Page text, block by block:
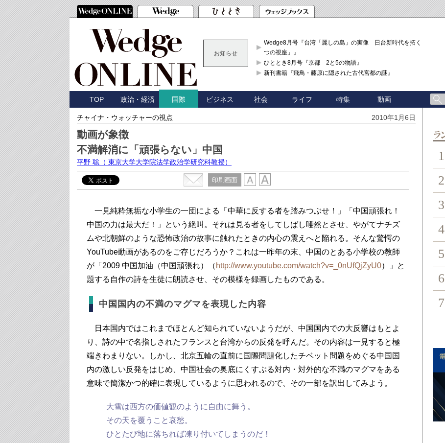
お知らせ
Wedge8月号『台湾「麗しの島」の実像 日台新時代を拓く「3
つの視座」』
ひととき8月号『京都 2と5の物語』
新刊書籍『飛鳥・藤原に隠された古代宮都の謎』
TOP 政治・経済 国際 ビジネス 社会 ライフ 特集 動画
チャイナ・ウォッチャーの視点 2010年1月6日
動画が象徴
不満解消に「頑張らない」中国
平野 聡 （ 東京大学大学院法学政治学研究科教授）
印刷画面
一見純粋無垢な小学生の一団による「中華に反する者を踏みつぶせ！」「中国頑張れ！
中国の力は最大だ！」という絶叫。それは見る者をしてしばし唖然とさせ、やがてナチズ
ムや北朝鮮のような恐怖政治の故事に触れたときの内心の震えへと陥れる。そんな驚愕の
YouTube動画があるのをご存じだろうか？これは一昨年の末、中国のとある小学校の教師
が「2009 中国加油（中国頑張れ）（ http://www.youtube.com/watch?v=_0nUfQjZyU0）」と
題する自作の詩を生徒に朗読させ、その模様を録画したものである。
中国国内の不満のマグマを表現した内容
日本国内ではこれまでほとんど知られていないようだが、中国国内での大反響はもとよ
り、詩の中で名指しされたフランスと台湾からの反発を呼んだ。その内容は一見すると極
端きわまりない。しかし、北京五輪の直前に国際問題化したチベット問題をめぐる中国国
内の激しい反発をはじめ、中国社会の奥底にくすぶる対内・対外的な不満のマグマをある
意味で簡潔かつ的確に表現しているように思われるので、その一部を訳出してみよう。
大雪は西方の価値観のように自由に舞う。
その天を覆うこと哀愁。
ひとたび地に落ちれば凍り付いてしまうのだ！
1
2
3
4
5
6
7